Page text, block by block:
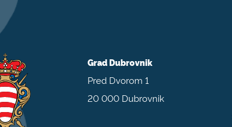
Grad Dubrovnik
Pred Dvorom 1
20 000 Dubrovnik